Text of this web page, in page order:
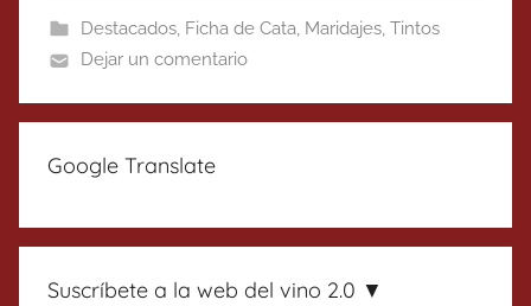
Destacados, Ficha de Cata, Maridajes, Tintos
Dejar un comentario
Google Translate
Suscríbete a la web del vino 2.0 ▼